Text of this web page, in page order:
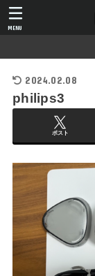
MENU
2024.02.08
philips3
ポスト